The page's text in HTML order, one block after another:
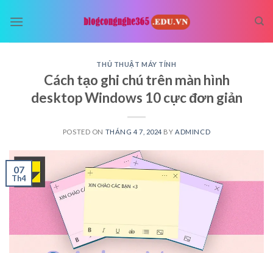
THỦ THUẬT MÁY TÍNH
Cách tạo ghi chú trên màn hình
desktop Windows 10 cực đơn giản
POSTED ON THÁNG 4 7, 2024 BY ADMINCD
07
Th4